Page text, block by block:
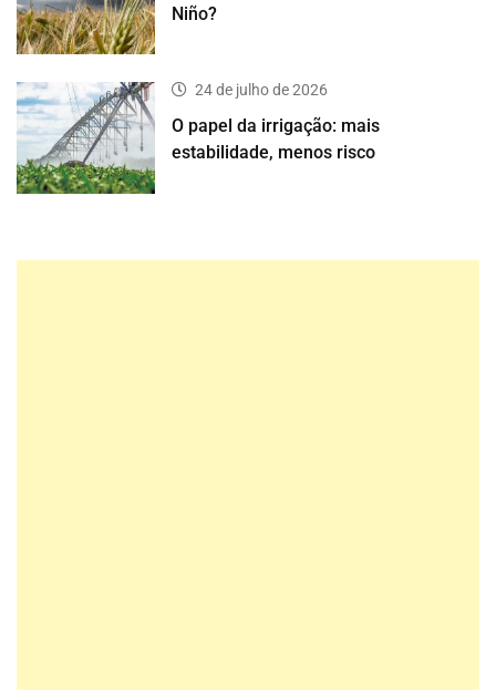
Niño?
24 de julho de 2026
O papel da irrigação: mais
estabilidade, menos risco